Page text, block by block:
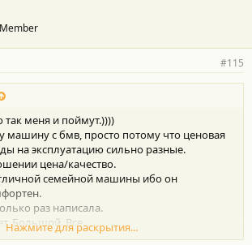
#115
меня и поймут.))))
машину с бмв, просто потому что ценовая
на эксплуатацию сильно разные.
цена/качество.
семейной машины ибо он
раз написала.
Большой. Все.
и высокая угоняемость.
Нажмите для раскрытия...